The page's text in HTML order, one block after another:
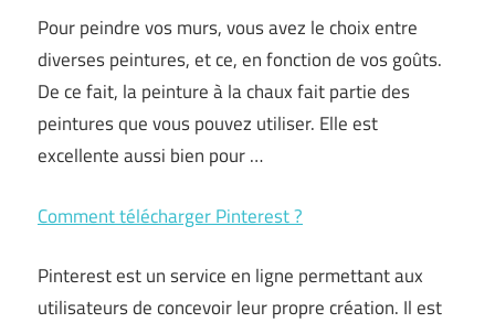
Pour peindre vos murs, vous avez le choix entre
diverses peintures, et ce, en fonction de vos goûts.
De ce fait, la peinture à la chaux fait partie des
peintures que vous pouvez utiliser. Elle est
excellente aussi bien pour …
Comment télécharger Pinterest ?
Pinterest est un service en ligne permettant aux
utilisateurs de concevoir leur propre création. Il est